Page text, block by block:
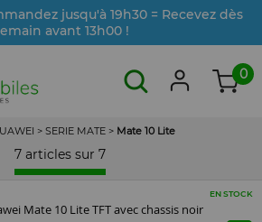
jusqu'à 19h30 = Recevez dès
avant 13h00 !
0
> SERIE MATE > Mate 10 Lite
7 articles sur 7
EN STOCK
Mate 10 Lite TFT avec chassis noir